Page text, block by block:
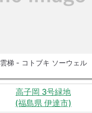
雲梯 - コトブキ ソーウェル
高子岡 3号緑地
(福島県 伊達市)